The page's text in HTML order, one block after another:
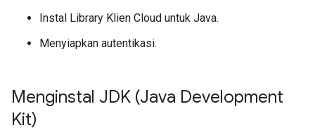
Instal Library Klien Cloud untuk Java.
Menyiapkan autentikasi.
Menginstal JDK (Java Development
Kit)